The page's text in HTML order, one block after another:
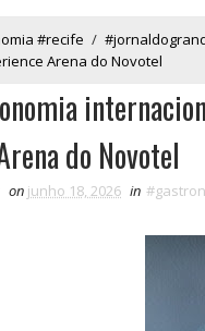
#recife /
Arena do Novotel
do Novotel
on junho 18, 2026 in